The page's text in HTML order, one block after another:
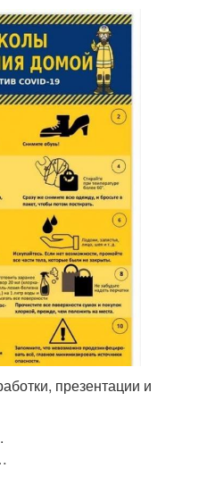
презентации и